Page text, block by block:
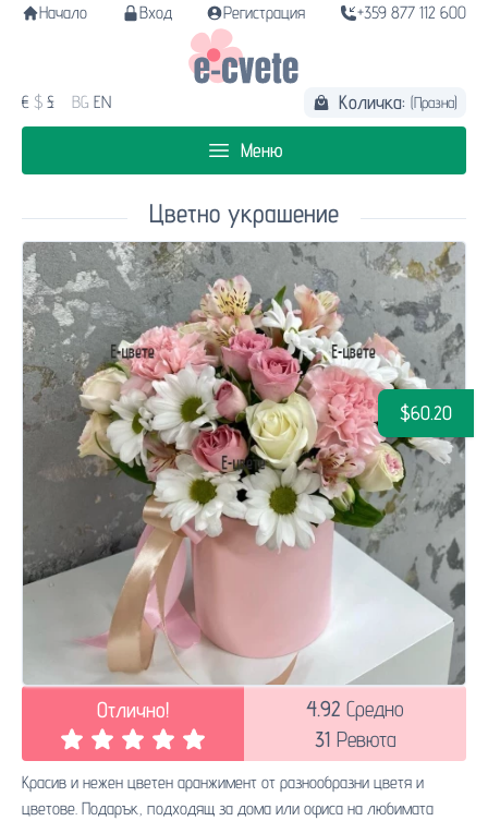
Начало Вход Регистрация +359 877 112 600
€ $ £ BG EN Количка: (Празна)
Меню
Цветно украшение
$60.20
Отлично! 4.92 Средно
31Ревюта
Красив и нежен цветен аранжимент от разнообразни цветя и
цветове. Подарък, подходящ за дома или офиса на любимата